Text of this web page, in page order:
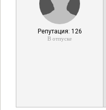
Репутация: 126
В отпуске